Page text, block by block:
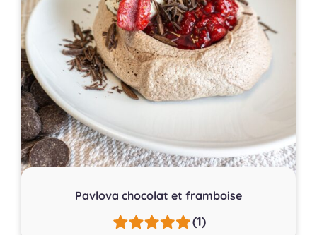
Pavlova chocolat et framboise
(1)